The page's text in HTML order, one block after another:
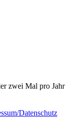
zwei Mal pro Jahr
Datenschutz